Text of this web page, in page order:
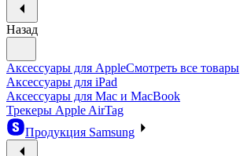
Назад
Аксессуары для AppleСмотреть все товары
Аксессуары для iPad
Аксессуары для Mac и MacBook
Трекеры Apple AirTag
Продукция Samsung